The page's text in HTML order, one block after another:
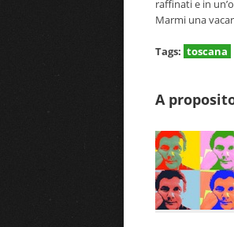
raffinati e in
Marmi una
Tags: toscana
A